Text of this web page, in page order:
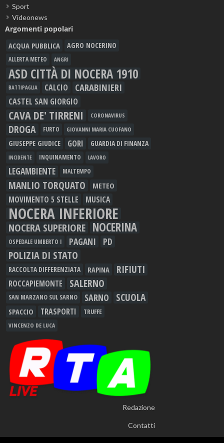
Sport
Videonews
Argomenti popolari
ACQUA PUBBLICA AGRO NOCERINO
ALLERTA METEO ANGRI
ASD CITTÀ DI NOCERA 1910
BATTIPAGLIA CALCIO CARABINIERI
CASTEL SAN GIORGIO
CAVA DE' TIRRENI CORONAVIRUS
DROGA FURTO GIOVANNI MARIA CUOFANO
GIUSEPPE GIUDICE GORI GUARDIA DI FINANZA
INCIDENTE INQUINAMENTO LAVORO
LEGAMBIENTE MALTEMPO
MANLIO TORQUATO METEO
MOVIMENTO 5 STELLE MUSICA
NOCERA INFERIORE
NOCERA SUPERIORE NOCERINA
OSPEDALE UMBERTO I PAGANI PD
POLIZIA DI STATO
RACCOLTA DIFFERENZIATA RAPINA RIFIUTI
ROCCAPIEMONTE SALERNO
SAN MARZANO SUL SARNO SARNO SCUOLA
SPACCIO TRASPORTI TRUFFE
VINCENZO DE LUCA
Redazione
Contatti